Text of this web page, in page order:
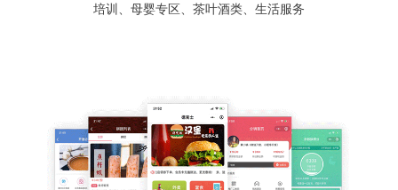
培训、母婴专区、茶叶酒类、生活服务